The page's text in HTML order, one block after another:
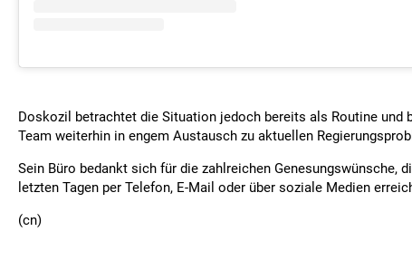
Doskozil betrachtet die Situation jedoch bereits als Routine und
Team weiterhin in engem Austausch zu aktuellen
Sein Büro bedankt sich für die zahlreichen Genesungswünsche,
letzten Tagen per Telefon, E-Mail oder über soziale Medien
(cn)